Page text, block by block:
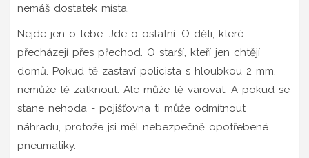
nemáš dostatek místa.
Nejde jen o tebe. Jde o ostatní. O děti, které
přecházejí přes přechod. O starší, kteří jen chtějí
domů. Pokud tě zastaví policista s hloubkou 2 mm,
nemůže tě zatknout. Ale může tě varovat. A pokud se
stane nehoda - pojišťovna ti může odmítnout
náhradu, protože jsi měl nebezpečně opotřebené
pneumatiky.